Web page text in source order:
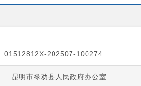
01512812X-202507-100274
昆明市禄劝县人民政府办公室